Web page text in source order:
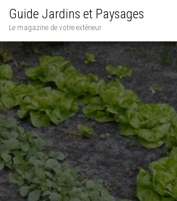
Guide Jardins et Paysages
Le magazine de votre extérieur